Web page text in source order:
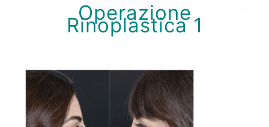
Operazione
Rinoplastica 1